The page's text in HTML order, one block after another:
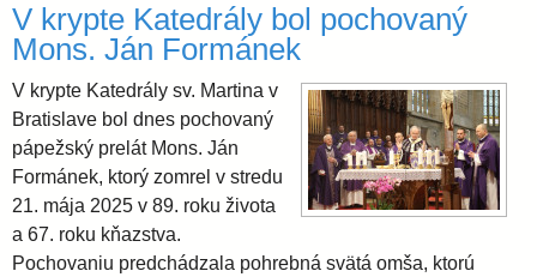
V krypte Katedrály bol pochovaný
Mons. Ján Formánek
V krypte Katedrály sv. Martina v
Bratislave bol dnes pochovaný
pápežský prelát Mons. Ján
Formánek, ktorý zomrel v stredu
21. mája 2025 v 89. roku života
a 67. roku kňazstva.
Pochovaniu predchádzala pohrebná svätá omša, ktorú